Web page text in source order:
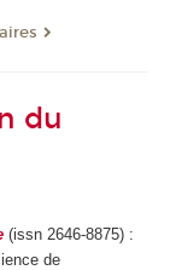
du
(issn 2646-8875) :
de